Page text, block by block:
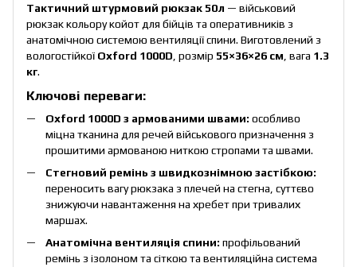
Тактичний штурмовий рюкзак 50л — військовий
рюкзак кольору койот для бійців та оперативників з
анатомічною системою вентиляції спини. Виготовлений з
вологостійкої Oxford 1000D , розмір 55×36×26 см , вага 1.3
кг.
Ключові переваги:
Oxford 1000D з армованими швами: особливо
міцна тканина для речей військового призначення з
прошитими армованою ниткою стропами та швами.
Стегновий ремінь з швидкознімною застібкою:
переносить вагу рюкзака з плечей на стегна, суттєво
знижуючи навантаження на хребет при тривалих
маршах.
Анатомічна вентиляція спини: профільований
ремінь з ізолоном та сіткою та вентиляційна система